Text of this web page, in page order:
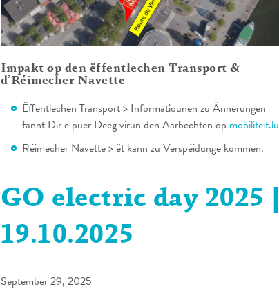
Impakt op den ëffentlechen Transport &
d’Réimecher Navette
Ëffentlechen Transport > Informatiounen zu Ännerungen
fannt Dir e puer Deeg virun den Aarbechten op mobiliteit.lu
Réimecher Navette > ët kann zu Verspéidunge kommen.
GO electric day 2025 |
19.10.2025
September 29, 2025